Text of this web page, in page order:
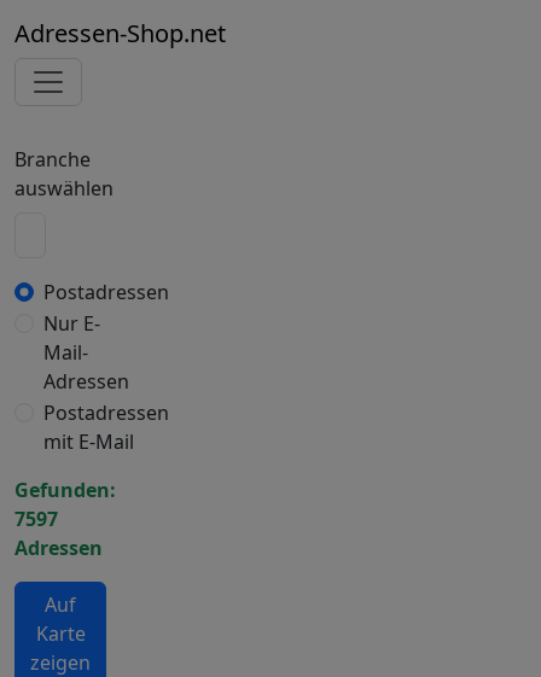
Adressen-Shop.net
Branche
auswählen
Postadressen
Nur E-
Mail-
Adressen
Postadressen
mit E-Mail
Gefunden:
7597
Adressen
Auf
Karte
zeigen